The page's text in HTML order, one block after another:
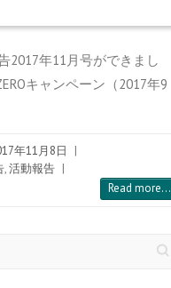
2017年11月号ができまし
キャンペーン（2017年9
年11月8日
|
,活動報告 |
Read more...